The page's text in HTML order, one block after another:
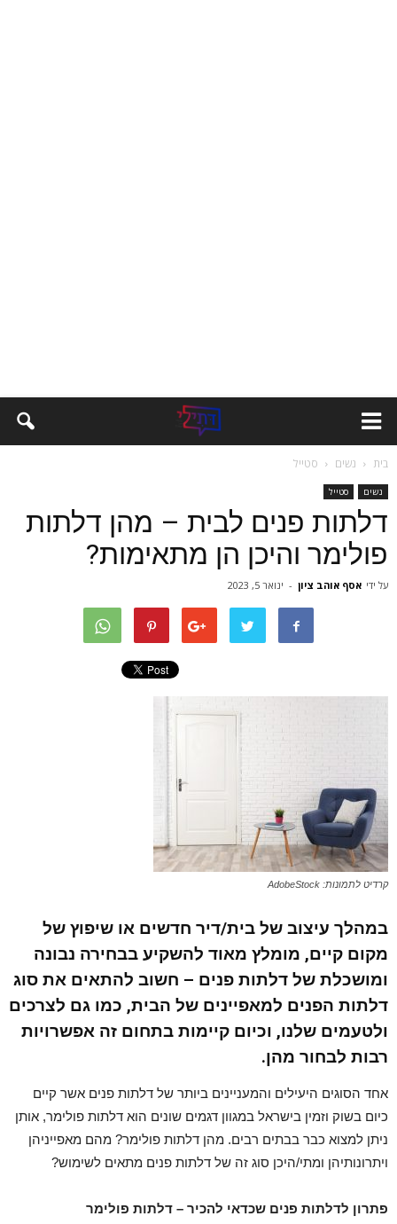
בית נשים סטייל
נשים סטייל
דלתות פנים לבית – מהן דלתות
פולימר והיכן הן מתאימות?
על ידי אסף אוהב ציון - ינואר 5, 2023
קרדיט לתמונות: AdobeStock
במהלך עיצוב של בית/דיר חדשים או שיפוץ של
מקום קיים, מומלץ מאוד להשקיע בבחירה נבונה
ומושכלת של דלתות פנים – חשוב להתאים את סוג
דלתות הפנים למאפיינים של הבית, כמו גם לצרכים
ולטעמים שלנו, וכיום קיימות בתחום זה אפשרויות
רבות לבחור מהן.
אחד הסוגים היעילים והמעניינים ביותר של דלתות פנים אשר קיים
כיום בשוק וזמין בישראל במגוון דגמים שונים הוא דלתות פולימר, אותן
ניתן למצוא כבר בבתים רבים. מהן דלתות פולימר? מהם מאפייניהן
ויתרונותיהן ומתי/היכן סוג זה של דלתות פנים מתאים לשימוש?
פתרון לדלתות פנים שכדאי להכיר – דלתות פולימר